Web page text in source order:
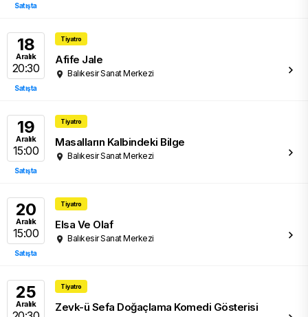
Satışta
18
Aralık
20:30
Satışta
Tiyatro
Afife Jale
Balıkesir Sanat Merkezi
19
Aralık
15:00
Satışta
Tiyatro
Masalların Kalbindeki Bilge
Balıkesir Sanat Merkezi
20
Aralık
15:00
Satışta
Tiyatro
Elsa Ve Olaf
Balıkesir Sanat Merkezi
25
Aralık
Tiyatro
Zevk-ü Sefa Doğaçlama Komedi Gösterisi